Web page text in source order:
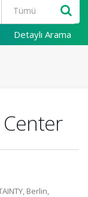
Detaylı Arama
Berlin,